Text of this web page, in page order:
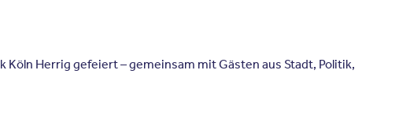
Herrig gefeiert – gemeinsam mit Gästen aus Stadt, Politik,